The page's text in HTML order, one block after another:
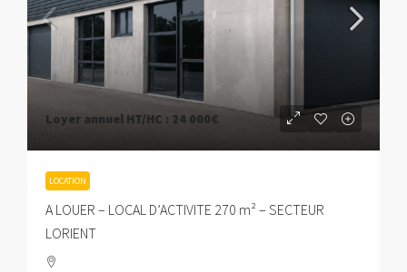
Loyer annuel HT/HC : 24 000€
LOCATION
A LOUER – LOCAL D’ACTIVITE 270 m² – SECTEUR
LORIENT